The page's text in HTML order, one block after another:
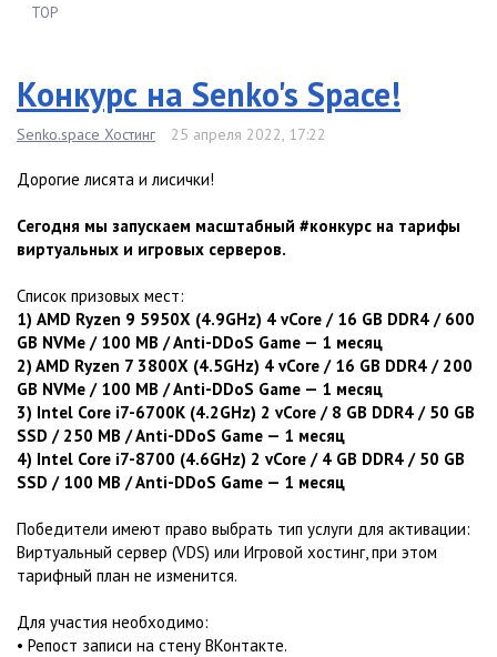
TOP
Конкурс на Senko's Space!
Senko.space Хостинг 25 апреля 2022, 17:22
Дорогие лисята и лисички!
Сегодня мы запускаем масштабный #конкурс на тарифы
виртуальных и игровых серверов.
Список призовых мест:
1) AMD Ryzen 9 5950X (4.9GHz) 4 vCore / 16 GB DDR4 / 600
GB NVMe / 100 MB / Anti-DDoS Game — 1 месяц
2) AMD Ryzen 7 3800X (4.5GHz) 4 vCore / 16 GB DDR4 / 200
GB NVMe / 100 MB / Anti-DDoS Game — 1 месяц
3) Intel Core i7-6700K (4.2GHz) 2 vCore / 8 GB DDR4 / 50 GB
SSD / 250 MB / Anti-DDoS Game — 1 месяц
4) Intel Core i7-8700 (4.6GHz) 2 vCore / 4 GB DDR4 / 50 GB
SSD / 100 MB / Anti-DDoS Game — 1 месяц
Победители имеют право выбрать тип услуги для активации:
Виртуальный сервер (VDS) или Игровой хостинг, при этом
тарифный план не изменится.
Для участия необходимо:
• Репост записи на стену ВКонтакте.